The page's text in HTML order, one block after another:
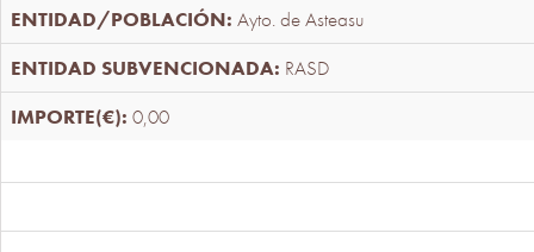
Ayto. de Asteasu
RASD
0,00